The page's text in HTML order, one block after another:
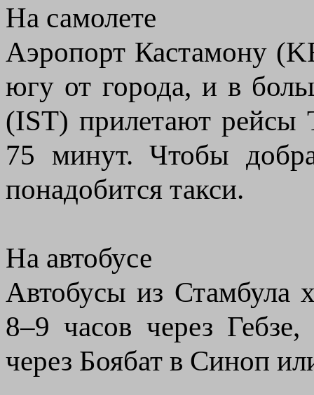
На самолете
Аэропорт Кастамону
югу от города, и в
(IST) прилетают рейсы
75 минут. Чтобы
понадобится такси.
На автобусе
Автобусы из Стамбула
8–9 часов через
через Боябат в Синоп